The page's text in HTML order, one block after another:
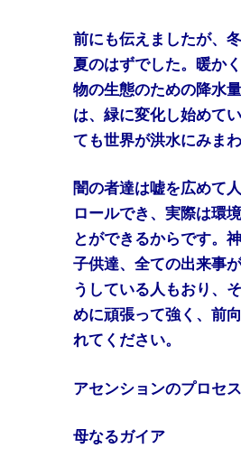
前にも伝えましたが、
夏のはずでした。暖か
物の生態のための降水
は、緑に変化し始めて
ても世界が洪水にみま
闇の者達は嘘を広めて
ロールでき、実際は環
とができるからです。
子供達、全ての出来事
うしている人もおり、
めに頑張って強く、前
れてください。
アセンションのプロセ
母なるガイア